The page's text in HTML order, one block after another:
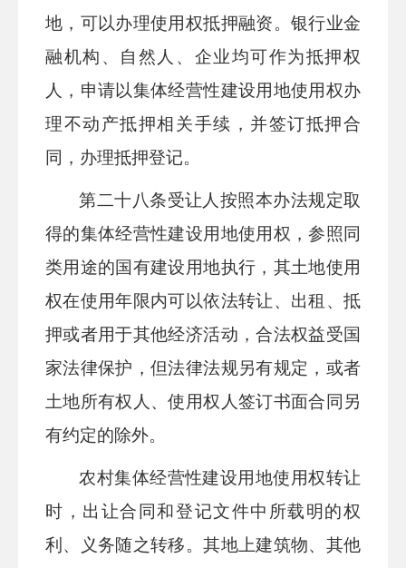
地，可以办理使用权抵押融资。银行业金
融机构、自然人、企业均可作为抵押权
人，申请以集体经营性建设用地使用权办
理不动产抵押相关手续，并签订抵押合
同，办理抵押登记。
第二十八条受让人按照本办法规定取
得的集体经营性建设用地使用权，参照同
类用途的国有建设用地执行，其土地使用
权在使用年限内可以依法转让、出租、抵
押或者用于其他经济活动，合法权益受国
家法律保护，但法律法规另有规定，或者
土地所有权人、使用权人签订书面合同另
有约定的除外。
农村集体经营性建设用地使用权转让
时，出让合同和登记文件中所载明的权
利、义务随之转移。其地上建筑物、其他